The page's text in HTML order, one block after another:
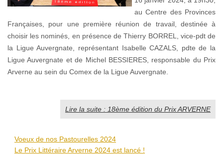
au Centre des Provinces
Françaises, pour une première réunion de travail, destinée à
choisir les nominés, en présence de Thierry BORREL, vice-pdt de
la Ligue Auvergnate, représentant Isabelle CAZALS, pdte de la
Ligue Auvergnate et de Michel BESSIERES, responsable du Prix
Arverne au sein du Comex de la Ligue Auvergnate.
Lire la suite : 18ème édition du Prix ARVERNE
Voeux de nos Pastourelles 2024
Le Prix Littéraire Arverne 2024 est lancé !